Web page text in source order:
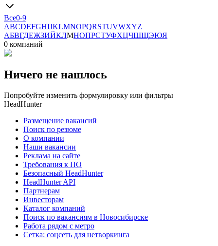
Все0-9
ABCDEFGHIJKLMNOPQRSTUVWXYZ
АБВГДЕЖЗИЙКЛМНОПРСТУФХЦЧШЩЭЮЯ
0 компаний
Ничего не нашлось
Попробуйте изменить формулировку или фильтры
HeadHunter
Размещение вакансий
Поиск по резюме
О компании
Наши вакансии
Реклама на сайте
Требования к ПО
Безопасный HeadHunter
HeadHunter API
Партнерам
Инвесторам
Каталог компаний
Поиск по вакансиям в Новосибирске
Работа рядом с метро
Сетка: соцсеть для нетворкинга